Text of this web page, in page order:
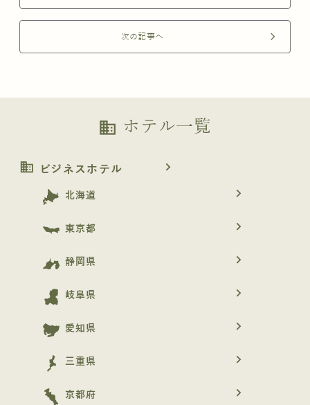
次の記事へ arrow_forward_ios
business ホテル一覧
business ビジネスホテル navigate_next
北海道 navigate_next
東京都 navigate_next
静岡県 navigate_next
岐阜県 navigate_next
愛知県 navigate_next
三重県 navigate_next
京都府 navigate_next